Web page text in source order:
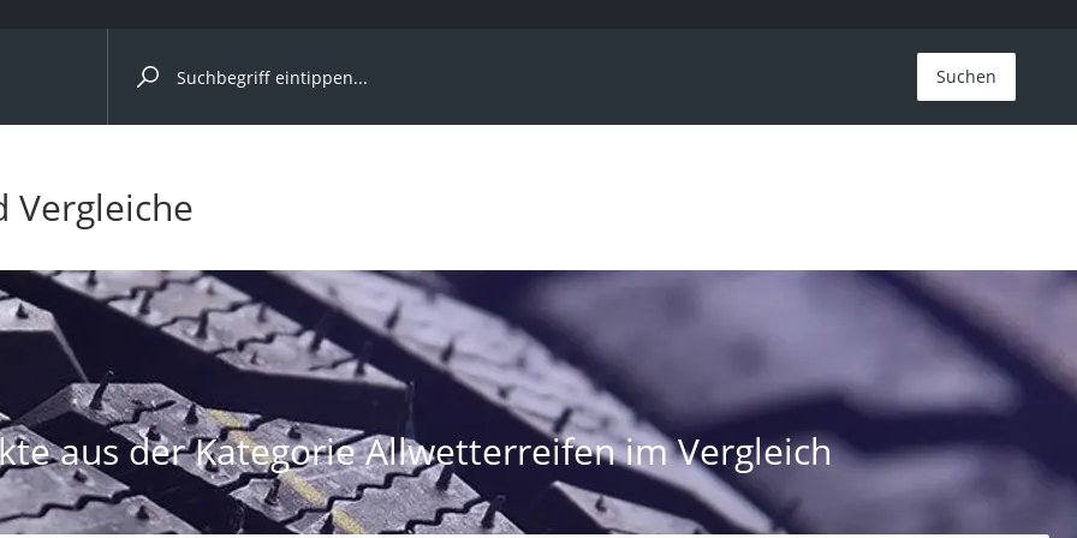
nach Kategorie
Suchen
Vergleiche
aus der Kategorie Allwetterreifen im Vergleich